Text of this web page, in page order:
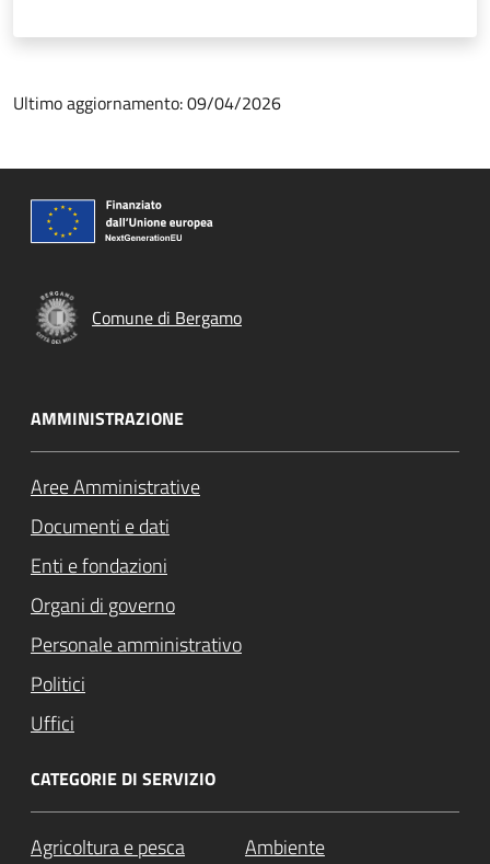
Ultimo aggiornamento: 09/04/2026
Comune di Bergamo
AMMINISTRAZIONE
Aree Amministrative
Documenti e dati
Enti e fondazioni
Organi di governo
Personale amministrativo
Politici
Uffici
CATEGORIE DI SERVIZIO
Agricoltura e pesca Ambiente